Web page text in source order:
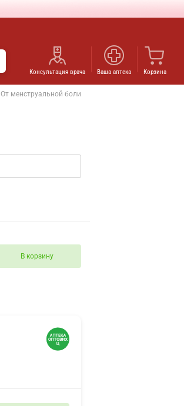
Консультация врача Ваша аптека Корзина
От менструальной боли
В корзину